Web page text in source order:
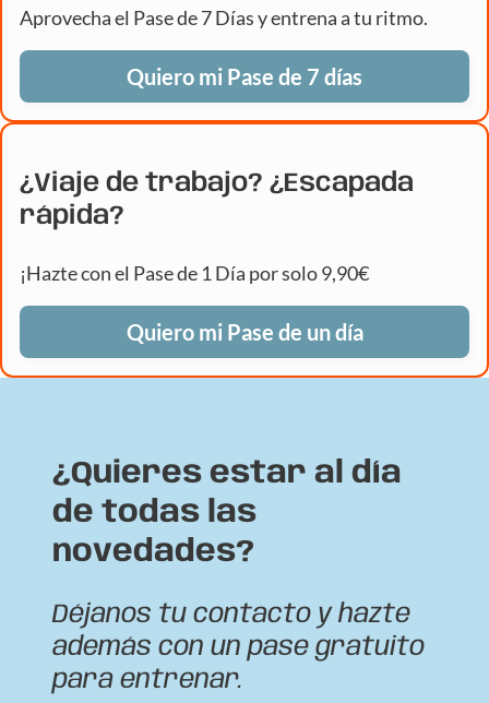
Aprovecha el Pase de 7 Días y entrena a tu ritmo.
Quiero mi Pase de 7 días
¿Viaje de trabajo? ¿Escapada
rápida?
¡Hazte con el Pase de 1 Día por solo 9,90€
Quiero mi Pase de un día
¿Quieres estar al día
de todas las
novedades?
Déjanos tu contacto y hazte
además con un pase gratuito
para entrenar.